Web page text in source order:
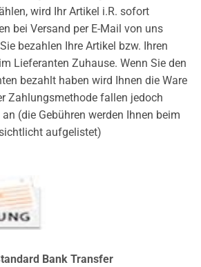
wird Ihr Artikel i.R. sofort
bei Versand per E-Mail von uns
bezahlen Ihre Artikel bzw. Ihren
Lieferanten Zuhause. Wenn Sie den
bezahlt haben wird Ihnen die Ware
Zahlungsmethode fallen jedoch
(die Gebühren werden Ihnen beim
aufgelistet)
Bank Transfer